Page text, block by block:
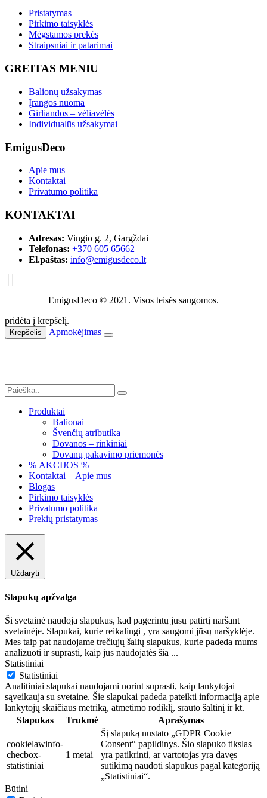
Pristatymas
Pirkimo taisyklės
Mėgstamos prekės
Straipsniai ir patarimai
GREITAS MENIU
Balionų užsakymas
Įrangos nuoma
Girliandos – vėliavėlės
Individualūs užsakymai
EmigusDeco
Apie mus
Kontaktai
Privatumo politika
KONTAKTAI
Adresas: Vingio g. 2, Gargždai
Telefonas: +370 605 65662
El.paštas: info@emigusdeco.lt
EmigusDeco © 2021. Visos teisės saugomos.
pridėta į krepšelį.
Krepšelis Apmokėjimas
Produktai
Balionai
Švenčių atributika
Dovanos – rinkiniai
Dovanų pakavimo priemonės
% AKCIJOS %
Kontaktai – Apie mus
Blogas
Pirkimo taisyklės
Privatumo politika
Prekių pristatymas
Uždaryti
Slapukų apžvalga
Ši svetainė naudoja slapukus, kad pagerintų jūsų patirtį naršant
svetainėje. Slapukai, kurie reikalingi , yra saugomi jūsų naršyklėje.
Mes taip pat naudojame trečiųjų šalių slapukus, kurie padeda mums
analizuoti ir suprasti, kaip jūs naudojatės šia ...
Statistiniai
Statistiniai
Analitiniai slapukai naudojami norint suprasti, kaip lankytojai
sąveikauja su svetaine. Šie slapukai padeda pateikti informaciją apie
lankytojų skaičiaus metriką, atmetimo rodiklį, srauto šaltinį ir kt.
Slapukas
Trukmė Aprašymas
cookielawinfo-
checbox-
statistiniai
1 metai
Šį slapuką nustato „GDPR Cookie
Consent“ papildinys. Šio slapuko tikslas
yra patikrinti, ar vartotojas yra davęs
sutikimą naudoti slapukus pagal kategoriją
„Statistiniai“.
Būtini